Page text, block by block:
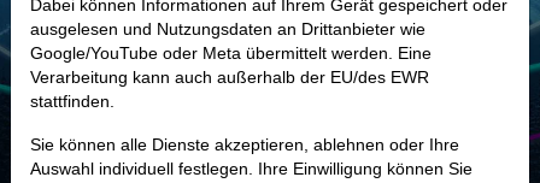
Marktkapitalisierung 7,58 Mrd. USD
Unternehmenswert 7,45 Mrd. USD
Dabei können Informationen auf Ihrem Gerät gespeichert oder
ausgelesen und Nutzungsdaten an Drittanbieter wie
Google/YouTube oder Meta übermittelt werden. Eine
Verarbeitung kann auch außerhalb der EU/des EWR
stattfinden.
Sie können alle Dienste akzeptieren, ablehnen oder Ihre
Auswahl individuell festlegen. Ihre Einwilligung können Sie